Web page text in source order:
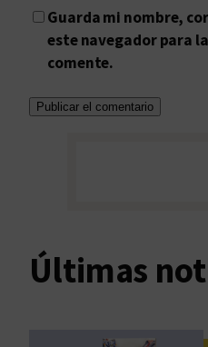
Guarda mi nombre,
este navegador para
comente.
Últimas